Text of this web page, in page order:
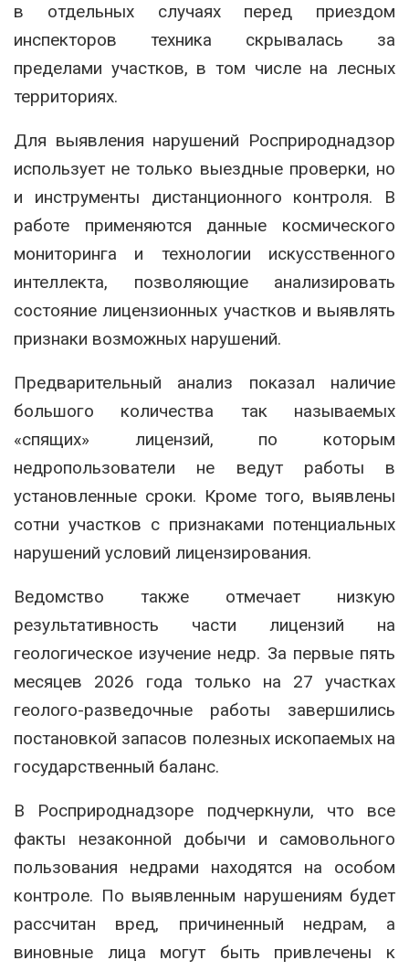
в отдельных случаях перед приездом
инспекторов техника скрывалась за
пределами участков, в том числе на лесных
территориях.
Для выявления нарушений Росприроднадзор
использует не только выездные проверки, но
и инструменты дистанционного контроля. В
работе применяются данные космического
мониторинга и технологии искусственного
интеллекта, позволяющие анализировать
состояние лицензионных участков и выявлять
признаки возможных нарушений.
Предварительный анализ показал наличие
большого количества так называемых
«спящих» лицензий, по которым
недропользователи не ведут работы в
установленные сроки. Кроме того, выявлены
сотни участков с признаками потенциальных
нарушений условий лицензирования.
Ведомство также отмечает низкую
результативность части лицензий на
геологическое изучение недр. За первые пять
месяцев 2026 года только на 27 участках
геолого-разведочные работы завершились
постановкой запасов полезных ископаемых на
государственный баланс.
В Росприроднадзоре подчеркнули, что все
факты незаконной добычи и самовольного
пользования недрами находятся на особом
контроле. По выявленным нарушениям будет
рассчитан вред, причиненный недрам, а
виновные лица могут быть привлечены к